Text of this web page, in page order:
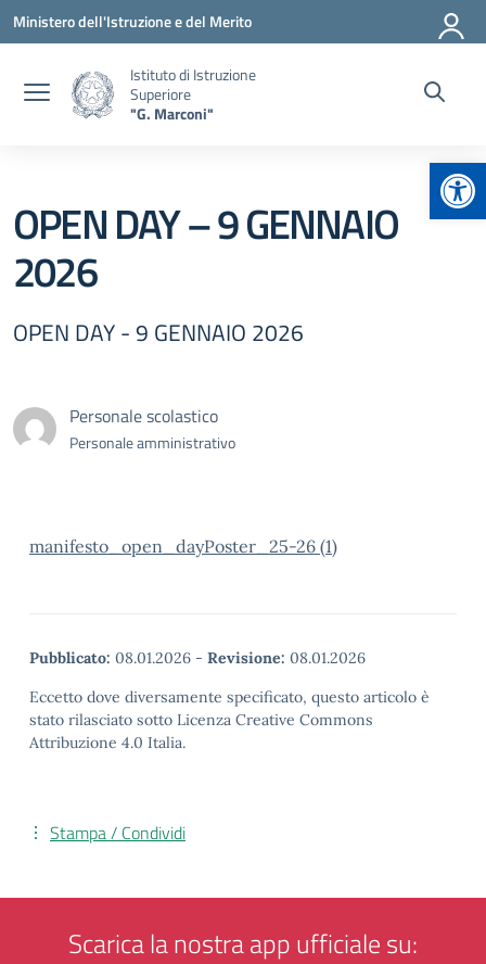
Vai ai contenuti
Vai al menu di navigazione
Vai al footer
Ministero dell'Istruzione e del Merito
Istituto di Istruzione
Superiore
"G. Marconi"
OPEN DAY – 9 GENNAIO
2026
OPEN DAY - 9 GENNAIO 2026
Personale scolastico
Personale amministrativo
manifesto_open_dayPoster_25-26 (1)
Pubblicato: 08.01.2026 - Revisione: 08.01.2026
Eccetto dove diversamente specificato, questo articolo è
stato rilasciato sotto Licenza Creative Commons
Attribuzione 4.0 Italia.
Stampa / Condividi
Scarica la nostra app ufficiale su: